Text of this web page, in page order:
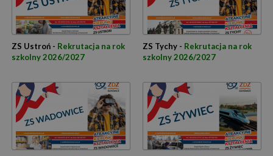
ZS Ustroń - Rekrutacja na rok
szkolny 2026/2027
ZS Tychy - Rekrutacja na rok
szkolny 2026/2027